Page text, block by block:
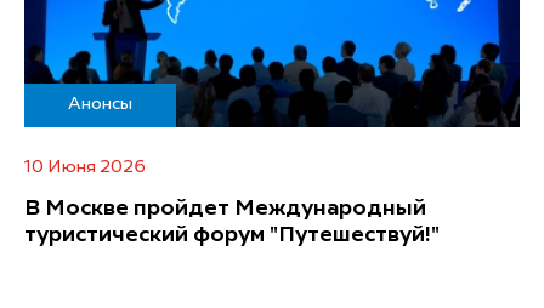
Анонсы
10 Июня 2026
В Москве пройдет Международный
туристический форум "Путешествуй!"